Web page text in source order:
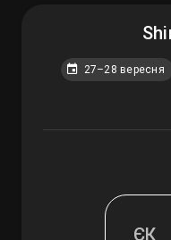
27–28 вересня
ЄК